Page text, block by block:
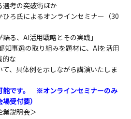
考の突破術ほか
ろ氏によるオンラインセミナー（30
、AI活用戦略とその実践」
事選の取り組みを題材に、AIを活用
的な
例を示しながら講演いたしま
能です。 ※オンラインセミナーのみ
受付要）
説明会＞